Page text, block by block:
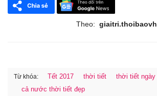
Theo:
Từ khóa: Tết 2017 thời tiết
thời tiết ngày
cả nước thời tiết đẹp